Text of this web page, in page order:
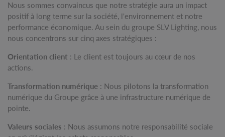
Nous sommes convaincus que notre stratégie aura un impact
positif à long terme sur la société, l'environnement et notre
performance économique. Au sein du groupe SLV Lighting, nous
nous concentrons sur cinq axes stratégiques :
Orientation client : Le client est toujours au cœur de nos
actions.
Transformation numérique : Nous pilotons la transformation
numérique du Groupe grâce à une infrastructure numérique de
pointe.
Valeurs sociales : Nous assumons notre responsabilité sociale